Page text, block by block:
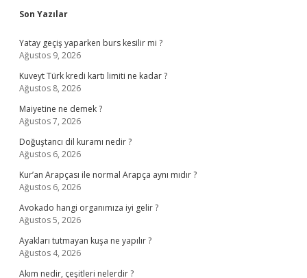
Sidebar
Son Yazılar
Yatay geçiş yaparken burs kesilir mi ?
Ağustos 9, 2026
Kuveyt Türk kredi kartı limiti ne kadar ?
Ağustos 8, 2026
Maiyetine ne demek ?
Ağustos 7, 2026
Doğuştancı dil kuramı nedir ?
Ağustos 6, 2026
Kur’an Arapçası ile normal Arapça aynı mıdır ?
Ağustos 6, 2026
Avokado hangi organımıza iyi gelir ?
Ağustos 5, 2026
Ayakları tutmayan kuşa ne yapılır ?
Ağustos 4, 2026
Akım nedir, çeşitleri nelerdir ?